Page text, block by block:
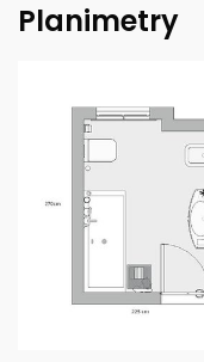
Planimetry